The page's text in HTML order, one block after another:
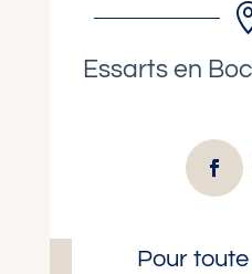
Essarts en
Pour